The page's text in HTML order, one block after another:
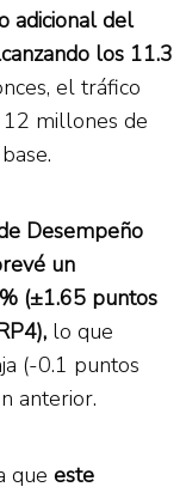
adicional del
los 11.3
el tráfico
12 millones de
Desempeño
un
(±1.65 puntos
lo que
(-0.1 puntos
anterior.
que este